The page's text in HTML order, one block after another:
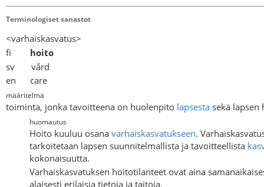
Terminologiset sanastot
<varhaiskasvatus>
fi hoito
sv vård
en care
määritelmä
toiminta, jonka tavoitteena on huolenpito lapsesta sekä
huomautus
Hoito kuuluu osana varhaiskasvatukseen.
tarkoitetaan lapsen suunnitelmallista ja tavoitteellista
kokonaisuutta.
Varhaiskasvatuksen hoitotilanteet ovat aina
alaisesti erilaisia tietoja ja taitoja.